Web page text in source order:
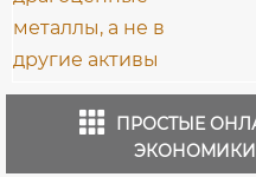
ПРОСТЫЕ